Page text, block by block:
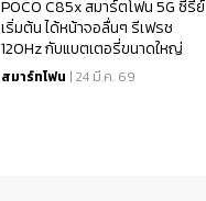
POCO C85x สมาร์ตโฟน 5G ซีรี่ย์
เริ่มต้น ได้หน้าจอลื่นๆ รีเฟรช
120Hz กับแบตเตอรี่ขนาดใหญ่
6300mAh
สมาร์ทโฟน | 24 มี.ค. 69